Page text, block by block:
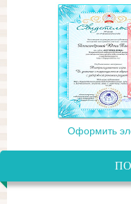
Оформить